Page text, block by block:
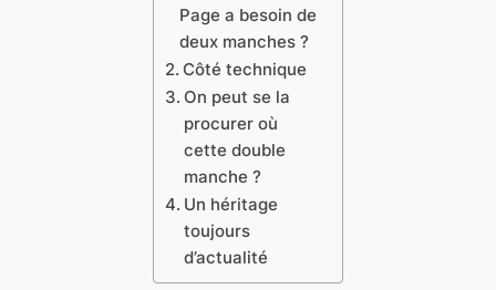
Page a besoin de
deux manches ?
Côté technique
On peut se la
procurer où
cette double
manche ?
Un héritage
toujours
d’actualité